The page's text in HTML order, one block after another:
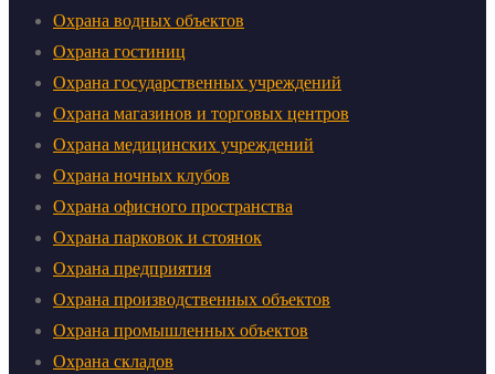
Охрана водных объектов
Охрана гостиниц
Охрана государственных учреждений
Охрана магазинов и торговых центров
Охрана медицинских учреждений
Охрана ночных клубов
Охрана офисного пространства
Охрана парковок и стоянок
Охрана предприятия
Охрана производственных объектов
Охрана промышленных объектов
Охрана складов